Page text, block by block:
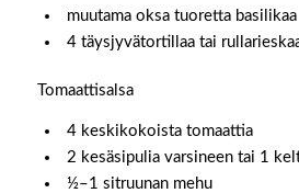
muutama oksa tuoretta basilikaa
4 täysjyvätortillaa tai
Tomaattisalsa
4 keskikokoista tomaattia
2 kesäsipulia varsineen tai 1
½–1 sitruunan mehu